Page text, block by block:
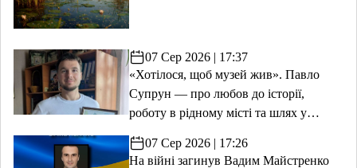
07 Сер 2026 | 17:37
«Хотілося, щоб музей жив». Павло
Супрун — про любов до історії,
роботу в рідному місті та шлях у
07 Сер 2026 | 17:26
На війні загинув Вадим Майстренко